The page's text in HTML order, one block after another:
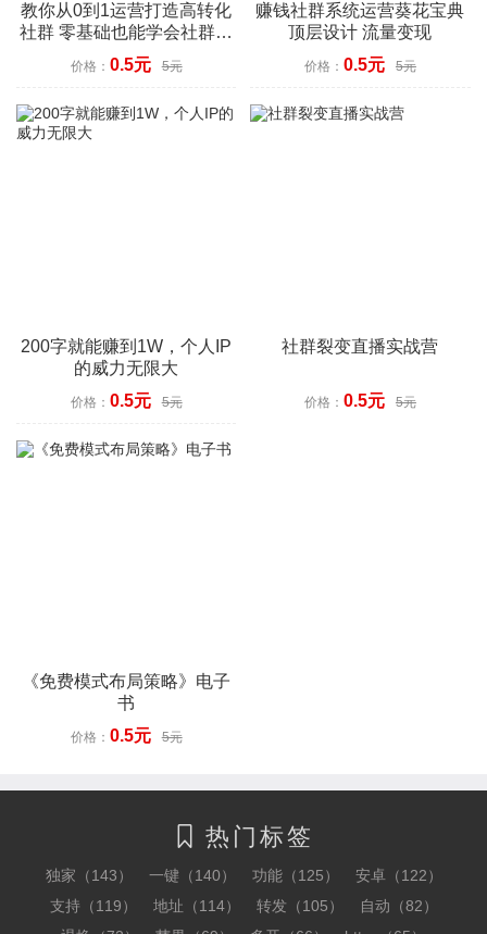
教你从0到1运营打造高转化
社群 零基础也能学会社群运
营
价格： 0.5元 5元
赚钱社群系统运营葵花宝典
顶层设计 流量变现
价格： 0.5元 5元
200字就能赚到1W，个人IP
的威力无限大
价格： 0.5元 5元
社群裂变直播实战营
价格： 0.5元 5元
《免费模式布局策略》电子
书
价格： 0.5元 5元
 热门标签
独家（143） 一键（140） 功能（125）
安卓（122）
支持（119）
地址（114） 转发（105）
自动（82）